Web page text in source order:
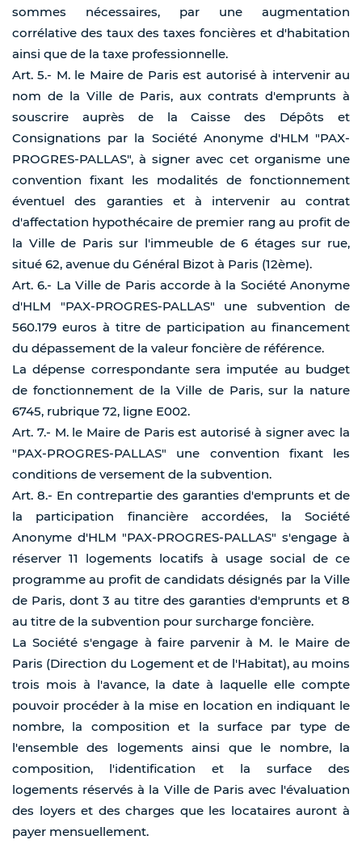
sommes nécessaires, par une augmentation
corrélative des taux des taxes foncières et d'habitation
ainsi que de la taxe professionnelle.
Art. 5.- M. le Maire de Paris est autorisé à intervenir au
nom de la Ville de Paris, aux contrats d'emprunts à
souscrire auprès de la Caisse des Dépôts et
Consignations par la Société Anonyme d'HLM "PAX-
PROGRES-PALLAS", à signer avec cet organisme une
convention fixant les modalités de fonctionnement
éventuel des garanties et à intervenir au contrat
d'affectation hypothécaire de premier rang au profit de
la Ville de Paris sur l'immeuble de 6 étages sur rue,
situé 62, avenue du Général Bizot à Paris (12ème).
Art. 6.- La Ville de Paris accorde à la Société Anonyme
d'HLM "PAX-PROGRES-PALLAS" une subvention de
560.179 euros à titre de participation au financement
du dépassement de la valeur foncière de référence.
La dépense correspondante sera imputée au budget
de fonctionnement de la Ville de Paris, sur la nature
6745, rubrique 72, ligne E002.
Art. 7.- M. le Maire de Paris est autorisé à signer avec la
"PAX-PROGRES-PALLAS" une convention fixant les
conditions de versement de la subvention.
Art. 8.- En contrepartie des garanties d'emprunts et de
la participation financière accordées, la Société
Anonyme d'HLM "PAX-PROGRES-PALLAS" s'engage à
réserver 11 logements locatifs à usage social de ce
programme au profit de candidats désignés par la Ville
de Paris, dont 3 au titre des garanties d'emprunts et 8
au titre de la subvention pour surcharge foncière.
La Société s'engage à faire parvenir à M. le Maire de
Paris (Direction du Logement et de l'Habitat), au moins
trois mois à l'avance, la date à laquelle elle compte
pouvoir procéder à la mise en location en indiquant le
nombre, la composition et la surface par type de
l'ensemble des logements ainsi que le nombre, la
composition, l'identification et la surface des
logements réservés à la Ville de Paris avec l'évaluation
des loyers et des charges que les locataires auront à
payer mensuellement.